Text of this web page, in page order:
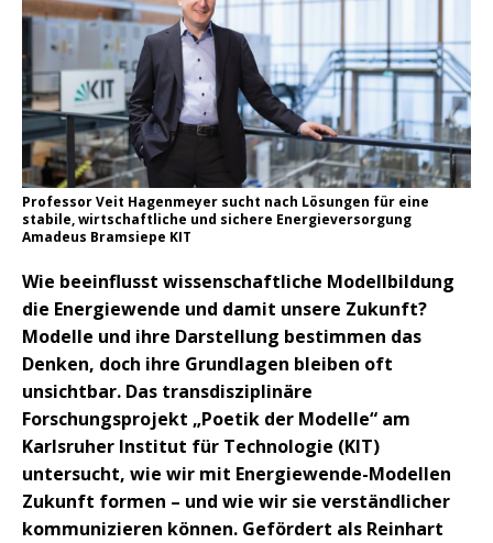
Professor Veit Hagenmeyer sucht nach Lösungen für eine
stabile, wirtschaftliche und sichere Energieversorgung
Amadeus Bramsiepe KIT
Wie beeinflusst wissenschaftliche Modellbildung
die Energiewende und damit unsere Zukunft?
Modelle und ihre Darstellung bestimmen das
Denken, doch ihre Grundlagen bleiben oft
unsichtbar. Das transdisziplinäre
Forschungsprojekt „Poetik der Modelle“ am
Karlsruher Institut für Technologie (KIT)
untersucht, wie wir mit Energiewende-Modellen
Zukunft formen – und wie wir sie verständlicher
kommunizieren können. Gefördert als Reinhart